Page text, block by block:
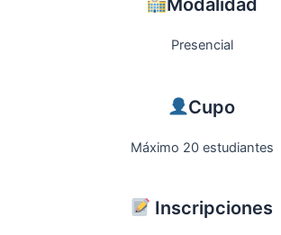
Modalidad
Presencial
Cupo
Máximo 20 estudiantes
Inscripciones